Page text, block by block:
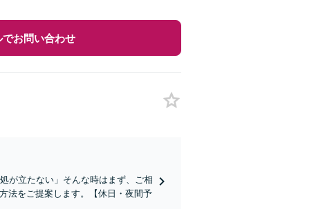
でお問い合わせ
が立たない」そんな時はまず、ご相
法をご提案します。【休日・夜間予